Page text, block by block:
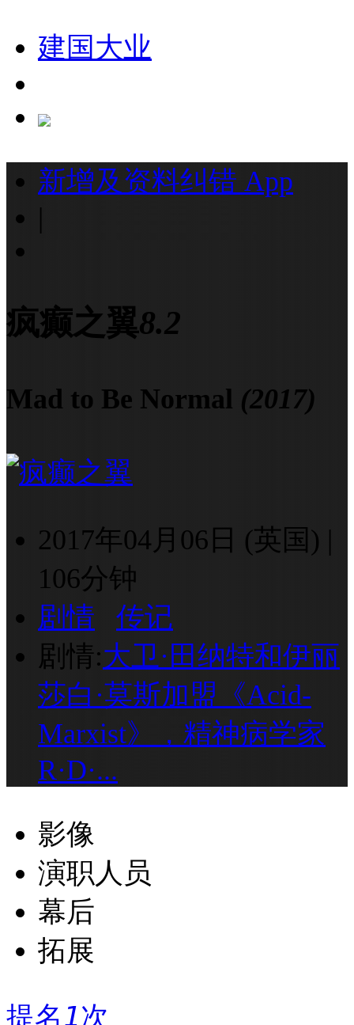
建国大业
新增及资料纠错 App
|
疯癫之翼8.2
Mad to Be Normal (2017)
2017年04月06日 (英国) |
106分钟
剧情
传记
剧情:大卫·田纳特和伊丽
莎白·莫斯加盟《Acid-
Marxist》，精神病学家
R·D·...
影像
演职人员
幕后
拓展
提名1次